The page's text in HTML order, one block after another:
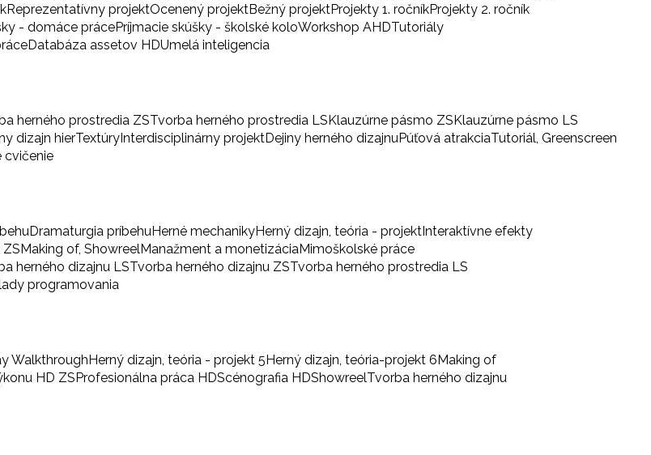
Reprezentatívny projektOcenený projektBežný projektProjekty 1. ročníkProjekty 2. ročník
- domáce prácePríjmacie skúšky - školské koloWorkshop AHDTutoriály
Databáza assetov HDUmelá inteligencia
herného prostredia ZSTvorba herného prostredia LSKlauzúrne pásmo ZSKlauzúrne pásmo LS
dizajn hierTextúryInterdisciplinárny projektDejiny herného dizajnuPúťová atrakciaTutoriál, Greenscreen
cvičenie
Dramaturgia príbehuHerné mechanikyHerný dizajn, teória - projektInteraktívne efekty
Making of, ShowreelManažment a monetizáciaMimoškolské práce
herného dizajnu LSTvorba herného dizajnu ZSTvorba herného prostredia LS
programovania
WalkthroughHerný dizajn, teória - projekt 5Herný dizajn, teória-projekt 6Making of
HD ZSProfesionálna práca HDScénografia HDShowreelTvorba herného dizajnu